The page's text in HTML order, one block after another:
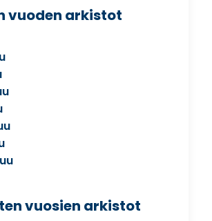
vuoden arkistot
vuosien arkistot